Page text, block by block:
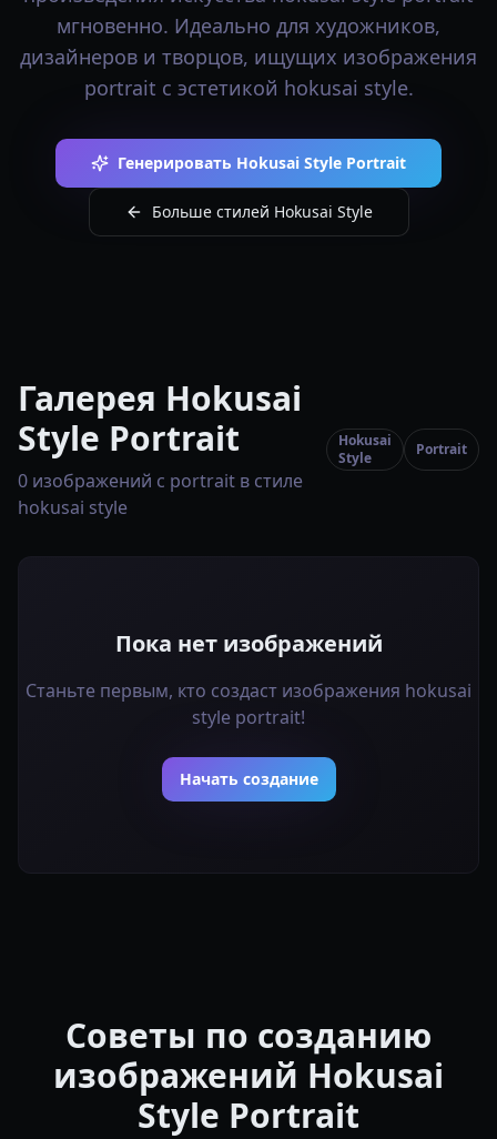
мгновенно. Идеально для художников,
дизайнеров и творцов, ищущих изображения
portrait с эстетикой hokusai style.
Генерировать Hokusai Style Portrait
Больше стилей Hokusai Style
Галерея Hokusai
Style Portrait
0 изображений с portrait в стиле
hokusai style
Hokusai
Style
Portrait
Пока нет изображений
Станьте первым, кто создаст изображения hokusai
style portrait!
Начать создание
Советы по созданию
изображений Hokusai
Style Portrait